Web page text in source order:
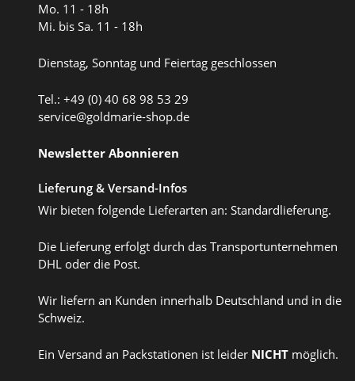
Mo. 11 - 18h
Mi. bis Sa. 11 - 18h
Dienstag, Sonntag und Feiertag geschlossen
Tel.: +49 (0) 40 68 98 53 29
service@goldmarie-shop.de
Newsletter Abonnieren
Lieferung & Versand-Infos
Wir bieten folgende Lieferarten an: Standardlieferung.
Die Lieferung erfolgt durch das Transportunternehmen
DHL oder die Post.
Wir liefern an Kunden innerhalb Deutschland und in die
Schweiz.
Ein Versand an Packstationen ist leider NICHT möglich.